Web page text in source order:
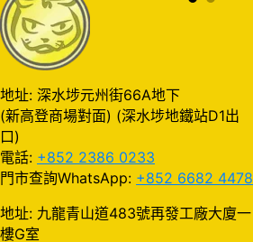
地址: 深水埗元州街66A地下
(新高登商場對面) (深水埗地鐵站D1出
口)
電話: +852 2386 0233
門市查詢WhatsApp: +852 6682 4478
地址: 九龍青山道483號再發工廠大廈一
樓G室